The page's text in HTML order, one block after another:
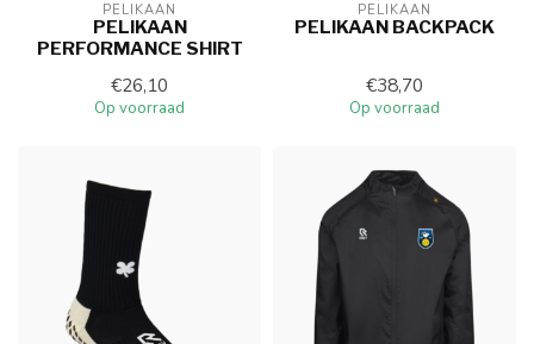
PELIKAAN
PELIKAAN
PERFORMANCE SHIRT
€26,10
Op voorraad
PELIKAAN
PELIKAAN BACKPACK
€38,70
Op voorraad